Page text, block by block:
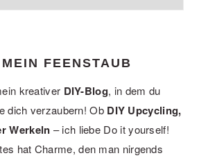
FEENSTAUB
kreativer DIY-Blog, in dem du
dich verzaubern! Ob DIY Upcycling,
Werkeln – ich liebe Do it yourself!
hat Charme, den man nirgends